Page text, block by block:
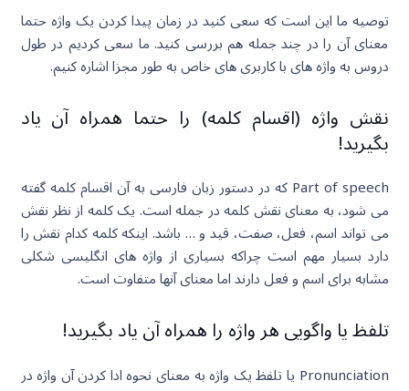
توصیه ما این است که سعی کنید در زمان پیدا کردن یک واژه حتما
معنای آن را در چند جمله هم بررسی کنید. ما سعی کردیم در طول
دروس به واژه های با کاربری های خاص به طور مجزا اشاره کنیم.
نقش واژه (اقسام کلمه) را حتما همراه آن یاد
بگیرید!
Part of speech که در دستور زبان فارسی به آن اقسام کلمه گفته
می شود، به معنای نقش کلمه در جمله است. یک کلمه از نظر نقش
می تواند اسم، فعل، صفت، قید و … باشد. اینکه کلمه کدام نقش را
دارد بسیار مهم است چراکه بسیاری از واژه های انگلیسی شکلی
مشابه برای اسم و فعل دارند اما معنای آنها متفاوت است.
تلفظ یا واگویی هر واژه را همراه آن یاد بگیرید!
Pronunciation یا تلفظ یک واژه به معنای نحوه ادا کردن آن واژه در